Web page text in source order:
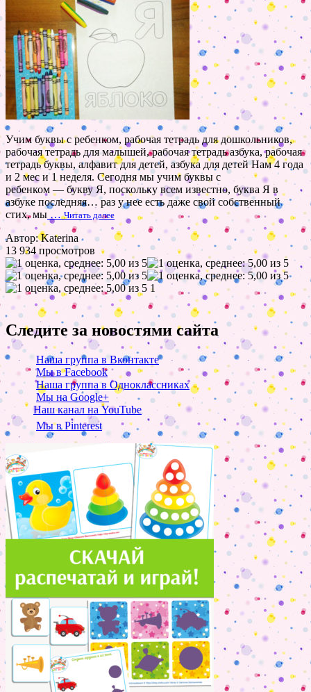
Учим буквы с ребенком, рабочая тетрадь для дошкольников,
рабочая тетрадь для малышей, рабочая тетрадь азбука, рабочая
тетрадь буквы, алфавит для детей, азбука для детей Нам 4 года
и 2 мес и 1 неделя. Сегодня мы учим буквы с
ребенком — букву Я, поскольку всем известно, буква Я в
азбуке последняя… раз у нее есть даже свой собственный
стих, мы …Читать далее
Автор: Katerina
13 934 просмотров
1
Следите за новостями сайта
Наша группа в Вконтакте
Мы в Facebook
Наша группа в Одноклассниках
Мы на Google+
Наш канал на YouTube
Мы в Pinterest